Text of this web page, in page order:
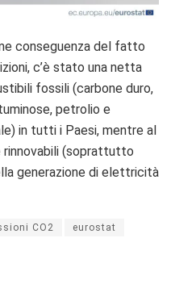
conseguenza del fatto
c’è stato una netta
fossili (carbone duro,
petrolio e
in tutti i Paesi, mentre al
rinnovabili (soprattutto
generazione di elettricità
CO2 eurostat